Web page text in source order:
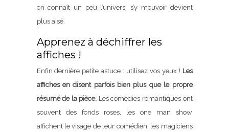
on connaît un peu l’univers, s’y mouvoir devient
plus aisé.
Apprenez à déchiffrer les
affiches !
Enfin dernière petite astuce : utilisez vos yeux ! Les
affiches en disent parfois bien plus que le propre
résumé de la pièce. Les comédies romantiques ont
souvent des fonds roses, les one man show
affichent le visage de leur comédien, les magiciens